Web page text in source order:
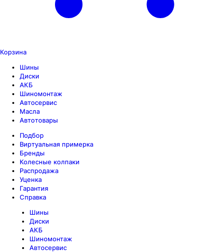
Корзина
Шины
Диски
АКБ
Шиномонтаж
Автосервис
Масла
Автотовары
Подбор
Виртуальная примерка
Бренды
Колесные колпаки
Распродажа
Уценка
Гарантия
Справка
Шины
Диски
АКБ
Шиномонтаж
Автосервис